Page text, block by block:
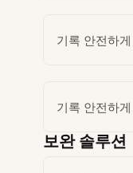
기록 안전하
기록 안전하
보완 솔루션